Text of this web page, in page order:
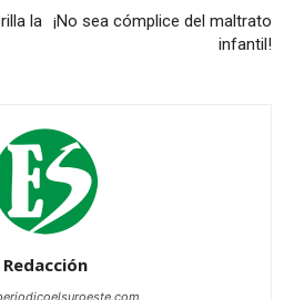
la ¡No sea cómplice del maltrato
infantil!
Redacción